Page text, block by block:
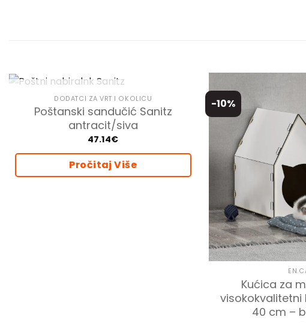
NEMA NA ZALIHI
DODATCI ZA VRT I OKOLICU
Poštanski sandučić Sanitz
antracit/siva
47.14€
Pročitaj Više
-10%
Kućica za
visokokvalitetni
40 cm –